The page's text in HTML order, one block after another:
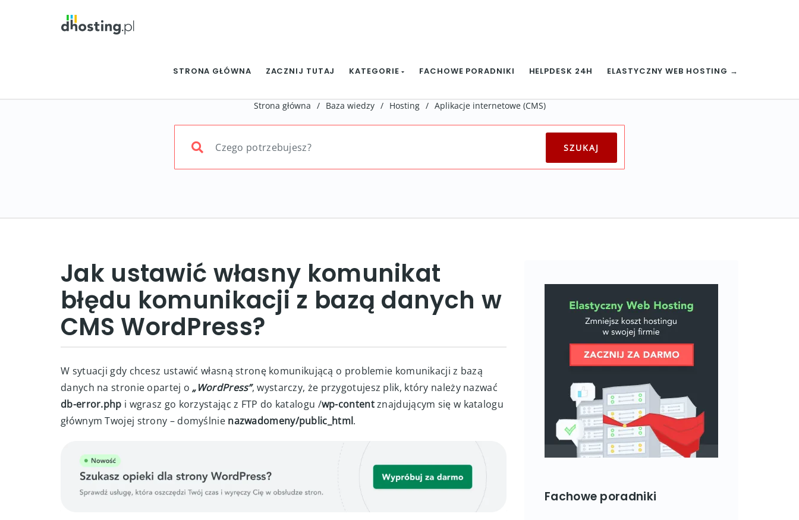
STRONA GŁÓWNA ZACZNIJ TUTAJ KATEGORIE FACHOWE PORADNIKI HELPDESK 24H ELASTYCZNY WEB HOSTING →
Strona główna / Baza wiedzy / Hosting / Aplikacje internetowe (CMS)
Jak ustawić własny komunikat
błędu komunikacji z bazą danych w
CMS WordPress?
W sytuacji gdy chcesz ustawić własną stronę komunikującą o problemie komunikacji z bazą
danych na stronie opartej o „WordPress”, wystarczy, że przygotujesz plik, który należy nazwać
db-error.php i wgrasz go korzystając z FTP do katalogu /wp-contentznajdującym się w katalogu
głównym Twojej strony – domyślnie nazwadomeny/public_html.
Fachowe poradniki